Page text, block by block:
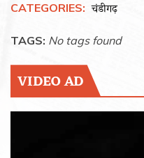
CATEGORIES: चंडीगढ़
TAGS: No tags found
VIDEO AD